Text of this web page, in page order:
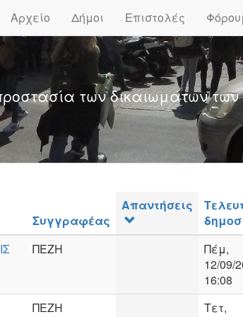
Αρχείο Δήμοι Επιστολές
των δικαιωμάτων
Συγγραφέας
Απαντήσεις
ΠΕΖΗ
Πέμ,
12/09/
16:08
ΠΕΖΗ
Τετ,